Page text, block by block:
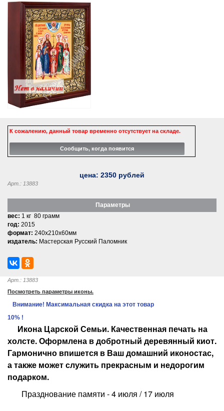
К сожалению, данный товар временно отсутствует на складе.
цена: 2350 рублей
Арт.: 13883
Параметры
вес: 1 кг 80 грамм
год: 2015
формат: 240x210x60мм
издатель: Мастерская Русский Паломник
Арт.: 13883
Посмотреть параметры иконы.
Внимание! Максимальная скидка на этот товар
10% !
Икона Царской Семьи. Качественная печать на
холсте. Оформлена в добротный деревянный киот.
Гармонично впишется в Ваш домашний иконостас,
а также может служить прекрасным и недорогим
подарком.
Празднование памяти - 4 июля / 17 июля